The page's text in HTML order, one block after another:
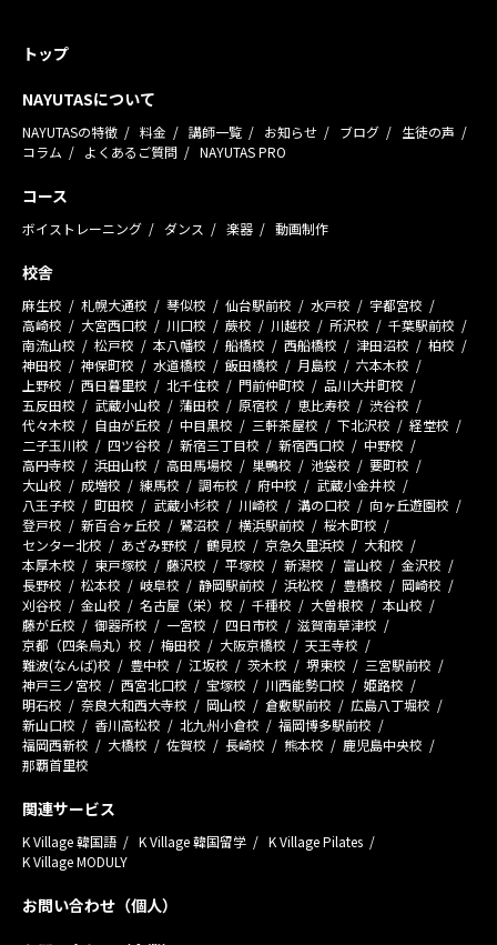
トップ
NAYUTASについて
NAYUTASの特徴 料金 講師一覧 お知らせ ブログ
生徒の声
コラム
よくあるご質問 NAYUTAS PRO
コース
ボイストレーニング ダンス 楽器 動画制作
校舎
麻生校 札幌大通校 琴似校 仙台駅前校 水戸校
宇都宮校
高崎校
大宮西口校 川口校 蕨校 川越校 所沢校
千葉駅前校
南流山校
松戸校 本八幡校 船橋校 西船橋校 津田沼校
柏校
神田校
神保町校 水道橋校 飯田橋校 月島校
六本木校
上野校
西日暮里校 北千住校 門前仲町校
品川大井町校
五反田校
武蔵小山校 蒲田校 原宿校 恵比寿校
渋谷校
代々木校
自由が丘校 中目黒校 三軒茶屋校 下北沢校
経堂校
二子玉川校
四ツ谷校 新宿三丁目校 新宿西口校
中野校
高円寺校
浜田山校 高田馬場校 巣鴨校 池袋校
要町校
大山校
成増校 練馬校 調布校 府中校
武蔵小金井校
八王子校
町田校 武蔵小杉校 川崎校 溝の口校
向ヶ丘遊園校
登戸校
新百合ヶ丘校 鷺沼校 横浜駅前校
桜木町校
センター北校
あざみ野校 鶴見校 京急久里浜校
大和校
本厚木校
東戸塚校 藤沢校 平塚校 新潟校 富山校
金沢校
長野校
松本校 岐阜校 静岡駅前校 浜松校 豊橋校
岡崎校
刈谷校
金山校 名古屋（栄）校 千種校 大曽根校
本山校
藤が丘校
御器所校 一宮校 四日市校
滋賀南草津校
京都（四条烏丸）校
梅田校 大阪京橋校
天王寺校
難波(なんば)校
豊中校 江坂校 茨木校 堺東校
三宮駅前校
神戸三ノ宮校
西宮北口校 宝塚校 川西能勢口校
姫路校
明石校
奈良大和西大寺校 岡山校 倉敷駅前校
広島八丁堀校
新山口校
香川高松校 北九州小倉校
福岡博多駅前校
福岡西新校
大橋校 佐賀校 長崎校 熊本校
鹿児島中央校
那覇首里校
関連サービス
K Village 韓国語 K Village 韓国留学
K Village Pilates
K Village MODULY
お問い合わせ（個人）